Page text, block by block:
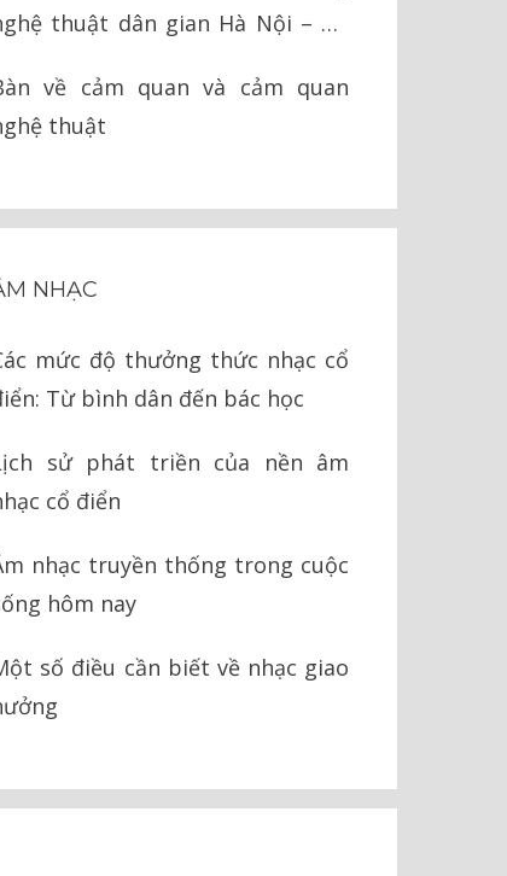
thuật dân gian Hà Nội – Hà
về cảm quan và cảm quan
thuật
NHẠC
mức độ thưởng thức nhạc cổ
Từ bình dân đến bác học
sử phát triền của nền âm
cổ điển
nhạc truyền thống trong cuộc
hôm nay
số điều cần biết về nhạc giao